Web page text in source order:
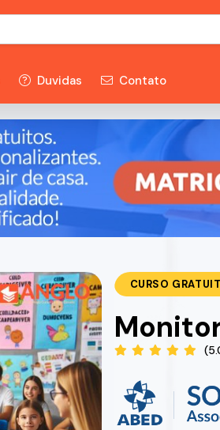
Duvidas Contato
CURSO